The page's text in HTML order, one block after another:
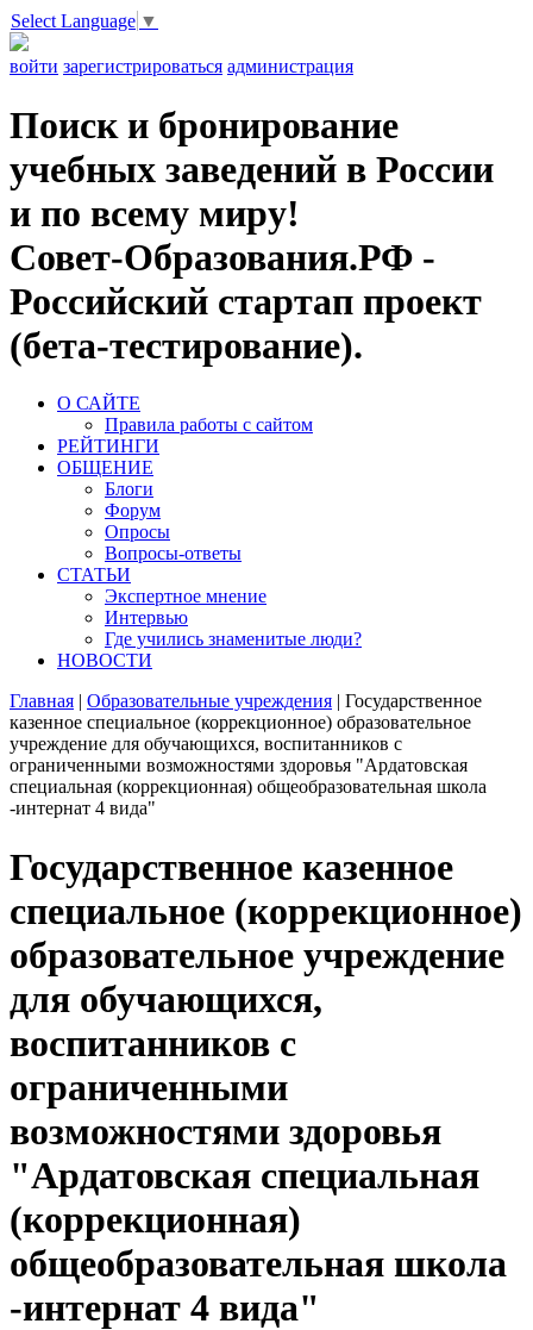
Select Language ▼
войти зарегистрироваться администрация
Поиск и бронирование
учебных заведений в России
и по всему миру!
Совет-Образования.РФ -
Российский стартап проект
(бета-тестирование).
О САЙТЕ
Правила работы с сайтом
РЕЙТИНГИ
ОБЩЕНИЕ
Блоги
Форум
Опросы
Вопросы-ответы
СТАТЬИ
Экспертное мнение
Интервью
Где учились знаменитые люди?
НОВОСТИ
Главная | Образовательные учреждения | Государственное
казенное специальное (коррекционное) образовательное
учреждение для обучающихся, воспитанников с
ограниченными возможностями здоровья "Ардатовская
специальная (коррекционная) общеобразовательная школа
-интернат 4 вида"
Государственное казенное
специальное (коррекционное)
образовательное учреждение
для обучающихся,
воспитанников с
ограниченными
возможностями здоровья
"Ардатовская специальная
(коррекционная)
общеобразовательная школа
-интернат 4 вида"